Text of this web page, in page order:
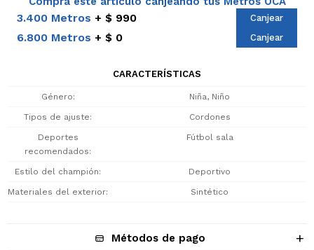
3.400 Metros $ 990 Canjear
6.800 Metros $ 0 Canjear
CARACTERÍSTICAS
Género Niña, Niño
Tipos de ajuste Cordones
Deportes
recomendados
Fútbol sala
Estilo del champión Deportivo
Materiales del exterior Sintético
Métodos de pago